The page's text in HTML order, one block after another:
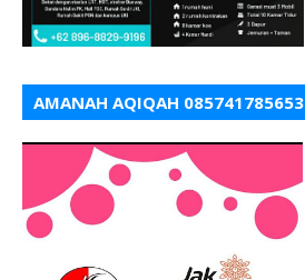
AMANAH AQIQAH 085741785653